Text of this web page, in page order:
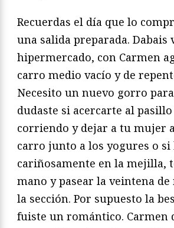
Recuerdas el día que lo
una salida preparada. Dabais
hipermercado, con Carmen
carro medio vacío y de
Necesito un nuevo gorro
dudaste si acercarte al
corriendo y dejar a tu mujer
carro junto a los yogures o si
cariñosamente en la mejilla,
mano y pasear la veintena
la sección. Por supuesto la
fuiste un romántico. Carmen